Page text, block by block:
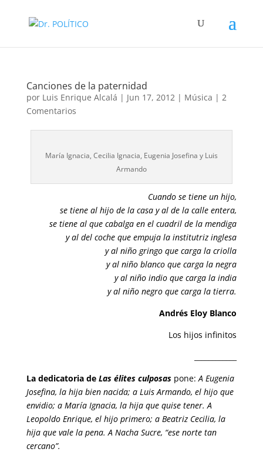
Canciones de la paternidad
por Luis Enrique Alcalá | Jun 17, 2012| Música | 2
Comentarios
María Ignacia, Cecilia Ignacia, Eugenia Josefina y Luis
Armando
Cuando se tiene un hijo,
se tiene al hijo de la casa y al de la calle entera,
se tiene al que cabalga en el cuadril de la mendiga
y al del coche que empuja la institutriz inglesa
y al niño gringo que carga la criolla
y al niño blanco que carga la negra
y al niño indio que carga la india
y al niño negro que carga la tierra.
Andrés Eloy Blanco
Los hijos infinitos
La dedicatoria de Las élites culposaspone: A Eugenia
Josefina, la hija bien nacida; a Luis Armando, el hijo que
envidio; a María Ignacia, la hija que quise tener. A
Leopoldo Enrique, el hijo primero; a Beatriz Cecilia, la
hija que vale la pena. A Nacha Sucre, “ese norte tan
cercano”.